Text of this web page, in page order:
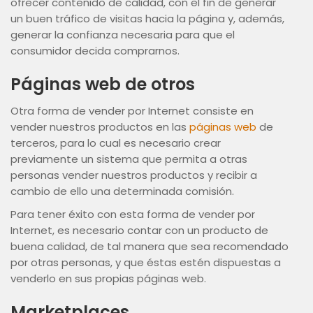
un buen tráfico de visitas hacia la página y, además,
generar la confianza necesaria para que el
consumidor decida comprarnos.
Páginas web de otros
Otra forma de vender por Internet consiste en
vender nuestros productos en las páginas web de
terceros, para lo cual es necesario crear
previamente un sistema que permita a otras
personas vender nuestros productos y recibir a
cambio de ello una determinada comisión.
Para tener éxito con esta forma de vender por
Internet, es necesario contar con un producto de
buena calidad, de tal manera que sea recomendado
por otras personas, y que éstas estén dispuestas a
venderlo en sus propias páginas web.